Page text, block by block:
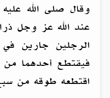
وقال صلى الله
عند الله عز وجل
الرجلين جارين
فيقتطع أحدهما من
اقتطعه طوقه من